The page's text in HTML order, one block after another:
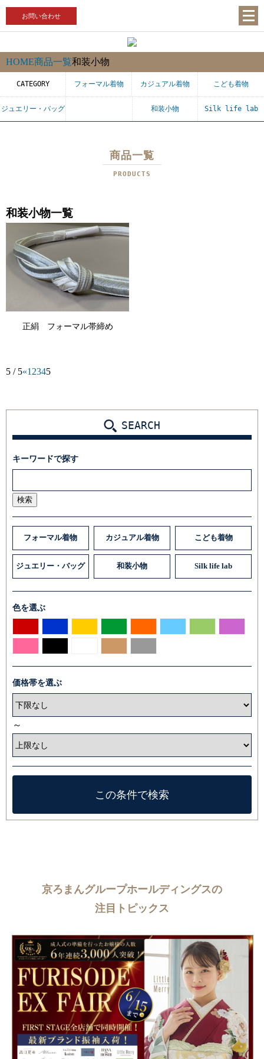
お問い合わせ
HOME商品一覧和装小物
CATEGORY フォーマル着物 カジュアル着物 こども着物
ジュエリー・バッグ 和装小物 Silk life lab
商品一覧
PRODUCTS
和装小物一覧
正絹 フォーマル帯締め
5 / 5«12345
SEARCH
キーワードで探す
検索
フォーマル着物 カジュアル着物 こども着物
ジュエリー・バッグ 和装小物 Silk life lab
色を選ぶ
価格帯を選ぶ
～
京ろまんグループホールディングスの
注目トピックス